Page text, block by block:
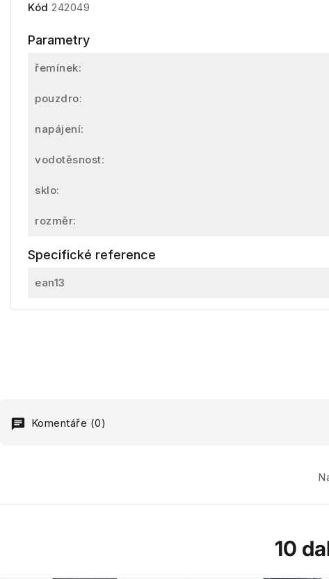
Kód 242049
Parametry
řemínek:
pouzdro:
napájení:
vodotěsnost:
sklo:
rozměr:
Specifické reference
ean13
Komentáře (0)
10